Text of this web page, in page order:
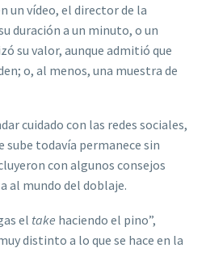
un vídeo, el director de la
duración a un minuto, o un
su valor, aunque admitió que
o, al menos, una muestra de
cuidado con las redes sociales,
sube todavía permanece sin
con algunos consejos
al mundo del doblaje.
el take haciendo el pino”,
distinto a lo que se hace en la